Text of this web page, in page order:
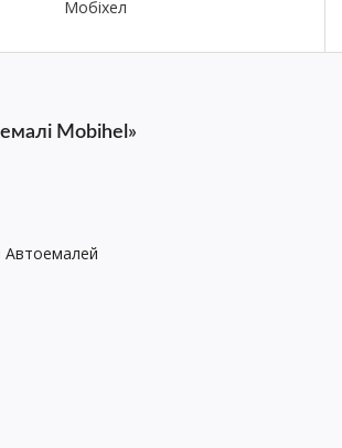
Мобіхел
Mobihel»
Автоемалей